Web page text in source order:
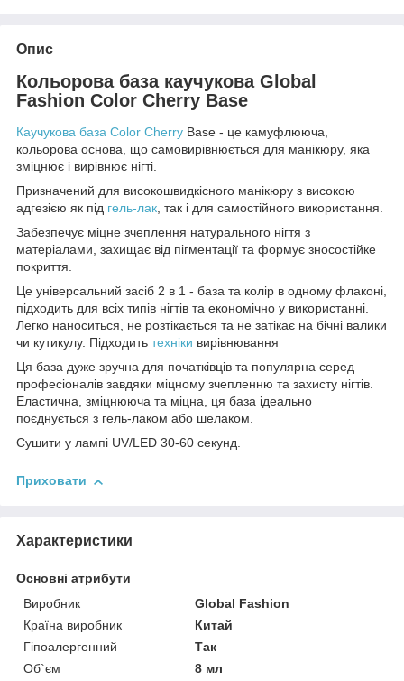
Опис
Кольорова база каучукова Global
Fashion Color Cherry Base
Каучукова база Color Cherry Base - це камуфлююча,
кольорова основа, що самовирівнюється для манікюру, яка
зміцнює і вирівнює нігті.
Призначений для високошвидкісного манікюру з високою
адгезією як під гель-лак, так і для самостійного використання.
Забезпечує міцне зчеплення натурального нігтя з
матеріалами, захищає від пігментації та формує зносостійке
покриття.
Це універсальний засіб 2 в 1 - база та колір в одному флаконі,
підходить для всіх типів нігтів та економічно у використанні.
Легко наноситься, не розтікається та не затікає на бічні валики
чи кутикулу. Підходить техніки вирівнювання
Ця база дуже зручна для початківців та популярна серед
професіоналів завдяки міцному зчепленню та захисту нігтів.
Еластична, зміцнююча та міцна, ця база ідеально
поєднується з гель-лаком або шелаком.
Сушити у лампі UV/LED 30-60 секунд.
Приховати
Характеристики
Основні атрибути
Виробник
Global Fashion
Країна виробник
Китай
Гіпоалергенний
Так
Об`єм
8 мл